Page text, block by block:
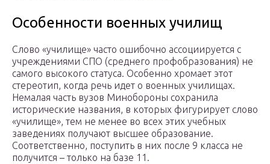
Особенности военных училищ
Слово «училище» часто ошибочно ассоциируется с
учреждениями СПО (среднего профобразования) не
самого высокого статуса. Особенно хромает этот
стереотип, когда речь идет о военных училищах.
Немалая часть вузов Минобороны сохранила
исторические названия, в которых фигурирует слово
«училище», тем не менее во всех этих учебных
заведениях получают высшее образование.
Соответственно, поступить в них после 9 класса не
получится – только на базе 11.